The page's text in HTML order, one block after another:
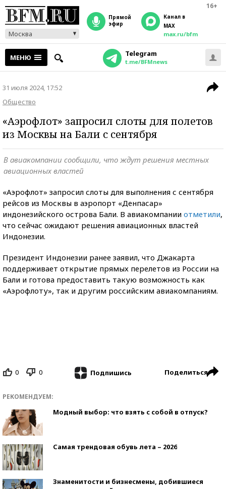
16+
Москва
прямой
эфир
Канал в
MAX
max.ru/bfm
МЕНЮ Telegram
t.me/BFMnews
31 июля 2024, 17:52
Общество
«Аэрофлот» запросил слоты для полетов
из Москвы на Бали с сентября
В авиакомпании сообщили, что ждут решения местных
авиационных властей
«Аэрофлот» запросил слоты для выполнения с сентября
рейсов из Москвы в аэропорт «Денпасар»
индонезийского острова Бали. В авиакомпании отметили,
что сейчас ожидают решения авиационных властей
Индонезии.
Президент Индонезии ранее заявил, что Джакарта
поддерживает открытие прямых перелетов из России на
Бали и готова предоставить такую возможность как
«Аэрофлоту», так и другим российским авиакомпаниям.
0 0 Подпишись Поделиться
РЕКОМЕНДУЕМ:
Модный выбор: что взять с собой в отпуск?
Самая трендовая обувь лета – 2026
Знаменитости и бизнесмены, добившиеся